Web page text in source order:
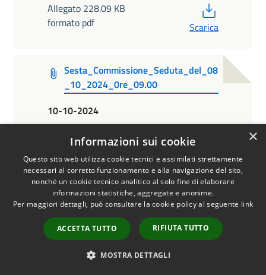
Allegato 228.09 KB
formato pdf
Scarica
Sesta_Commissione_Seduta_del_08
_10_2024_0re_09.00
10-10-2024
formato pdf
PDF
Scarica
Sesta_Commissione_Seduta_del_04
_10_2024_0re_09.00
10-10-2024
Allegato 128.17 KB
formato pdf
×
Informazioni sui cookie
Questo sito web utilizza cookie tecnici e assimilati strettamente
necessari al corretto funzionamento e alla navigazione del sito,
nonché un cookie tecnico analitico al solo fine di elaborare
informazioni statistiche, aggregate e anonime.
Per maggiori dettagli, può consultare la cookie policy al seguente link
ACCETTA TUTTO RIFIUTA TUTTO
MOSTRA DETTAGLI